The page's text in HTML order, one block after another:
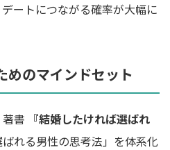
ートにつながる確率が大幅に
めのマインドセット
書 『結婚したければ選ばれ
れる男性の思考法」を体系化